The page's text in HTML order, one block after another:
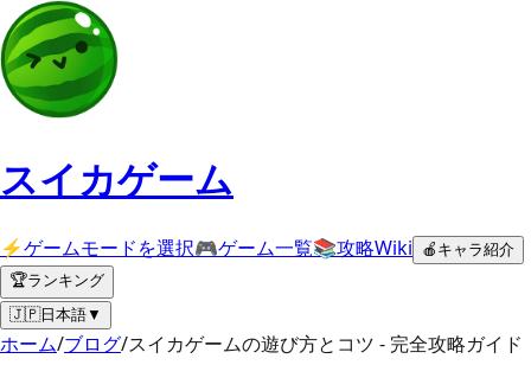
スイカゲーム
⚡ゲームモードを選択🎮ゲーム一覧📚攻略Wiki 🍎 キャラ紹介
🏆ランキング
🇯🇵日本語▼
ホーム/ブログ/スイカゲームの遊び方とコツ - 完全攻略ガイド